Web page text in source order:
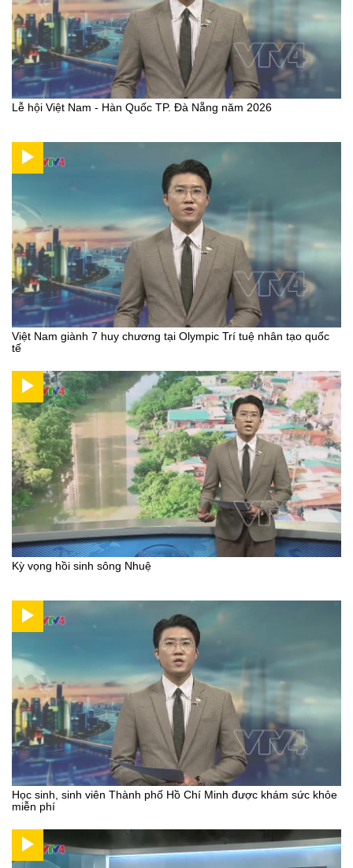
Lễ hội Việt Nam - Hàn Quốc TP. Đà Nẵng năm 2026
Việt Nam giành 7 huy chương tại Olympic Trí tuệ nhân tạo quốc
tế
Kỳ vọng hồi sinh sông Nhuệ
Học sinh, sinh viên Thành phố Hồ Chí Minh được khám sức khỏe
miễn phí